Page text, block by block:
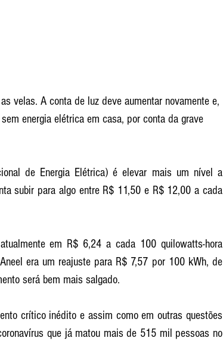
velas. A conta de luz deve aumentar novamente e,
energia elétrica em casa, por conta da grave
de Energia Elétrica) é elevar mais um nível a
subir para algo entre R$ 11,50 e R$ 12,00 a cada
em R$ 6,24 a cada 100 quilowatts-hora
era um reajuste para R$ 7,57 por 100 kWh, de
será bem mais salgado.
crítico inédito e assim como em outras questões
que já matou mais de 515 mil pessoas no